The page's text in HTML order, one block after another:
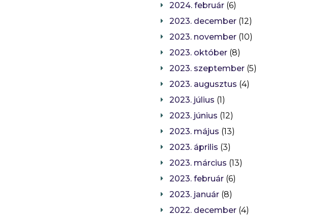
2024. február (6)
2023. december (12)
2023. november (10)
2023. október (8)
2023. szeptember (5)
2023. augusztus (4)
2023. július (1)
2023. június (12)
2023. május (13)
2023. április (3)
2023. március (13)
2023. február (6)
2023. január (8)
2022. december (4)